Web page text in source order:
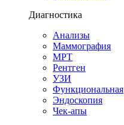
Диагностика
Анализы
Маммография
МРТ
Рентген
УЗИ
Функциональная
Эндоскопия
Чек-апы